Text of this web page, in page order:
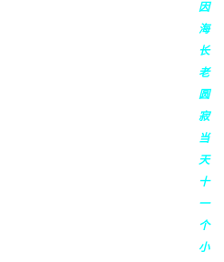
因
海
长
老
圆
寂
当
天
十
一
个
小